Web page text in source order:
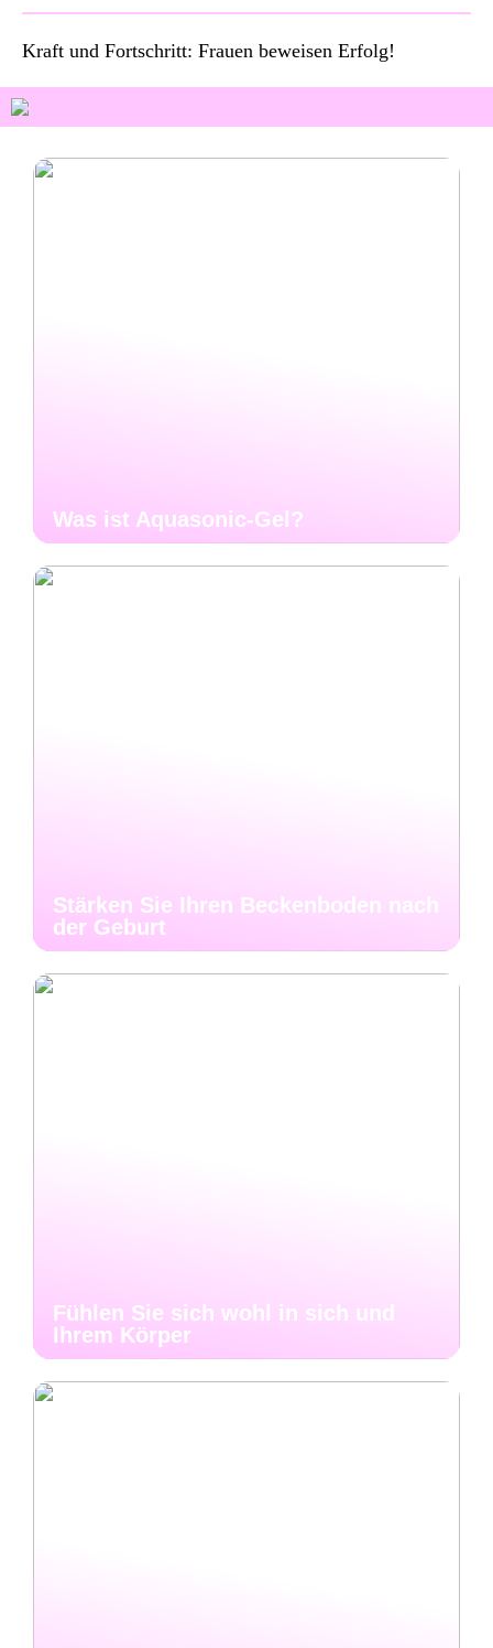
Kraft und Fortschritt: Frauen beweisen Erfolg!
Was ist Aquasonic-Gel?
Stärken Sie Ihren Beckenboden nach
der Geburt
Fühlen Sie sich wohl in sich und
Ihrem Körper